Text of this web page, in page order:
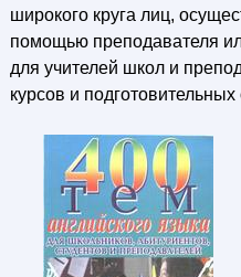
широкого круга лиц,
помощью преподавателя
для учителей школ и
курсов и подготовительных